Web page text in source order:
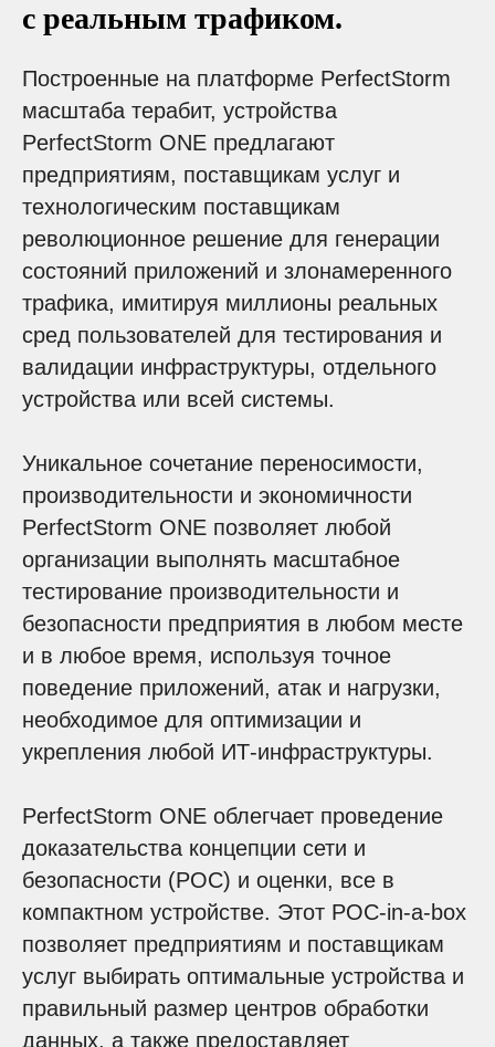
с реальным трафиком.
Построенные на платформе PerfectStorm
масштаба терабит, устройства
PerfectStorm ONE предлагают
предприятиям, поставщикам услуг и
технологическим поставщикам
революционное решение для генерации
состояний приложений и злонамеренного
трафика, имитируя миллионы реальных
сред пользователей для тестирования и
валидации инфраструктуры, отдельного
устройства или всей системы.
Уникальное сочетание переносимости,
производительности и экономичности
PerfectStorm ONE позволяет любой
организации выполнять масштабное
тестирование производительности и
безопасности предприятия в любом месте
и в любое время, используя точное
поведение приложений, атак и нагрузки,
необходимое для оптимизации и
укрепления любой ИТ-инфраструктуры.
PerfectStorm ONE облегчает проведение
доказательства концепции сети и
безопасности (POC) и оценки, все в
компактном устройстве. Этот POC-in-a-box
позволяет предприятиям и поставщикам
услуг выбирать оптимальные устройства и
правильный размер центров обработки
данных, а также предоставляет